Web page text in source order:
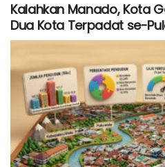
Kalahkan Manado, Kota
Dua Kota Terpadat se-